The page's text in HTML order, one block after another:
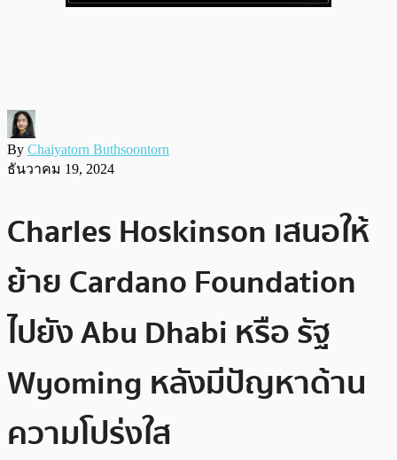
By Chaiyatorn Buthsoontorn
ธันวาคม 19, 2024
Charles Hoskinson เสนอให้
ย้าย Cardano Foundation
ไปยัง Abu Dhabi หรือ รัฐ
Wyoming หลังมีปัญหาด้าน
ความโปร่งใส